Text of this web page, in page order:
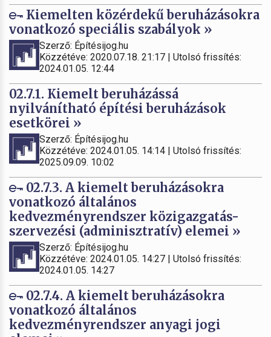
Kiemelten közérdekű beruházásokra
vonatkozó speciális szabályok »
Szerző: Építésijog.hu
Közzétéve: 2020.07.18. 21:17 | Utolsó frissítés:
2024.01.05. 12:44
02.7.1. Kiemelt beruházássá
nyilvánítható építési beruházások
esetkörei »
Szerző: Építésijog.hu
Közzétéve: 2024.01.05. 14:14 | Utolsó frissítés:
2025.09.09. 10:02
02.7.3. A kiemelt beruházásokra
vonatkozó általános
kedvezményrendszer közigazgatás-
szervezési (adminisztratív) elemei »
Szerző: Építésijog.hu
Közzétéve: 2024.01.05. 14:27 | Utolsó frissítés:
2024.01.05. 14:27
02.7.4. A kiemelt beruházásokra
vonatkozó általános
kedvezményrendszer anyagi jogi